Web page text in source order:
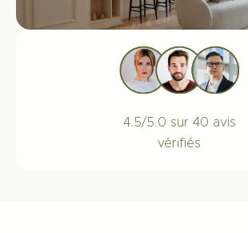
4.5/5.0 sur 40 avis
vérifiés